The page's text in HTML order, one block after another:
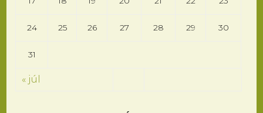
24 25 26 27 28 29 30
31
« júl